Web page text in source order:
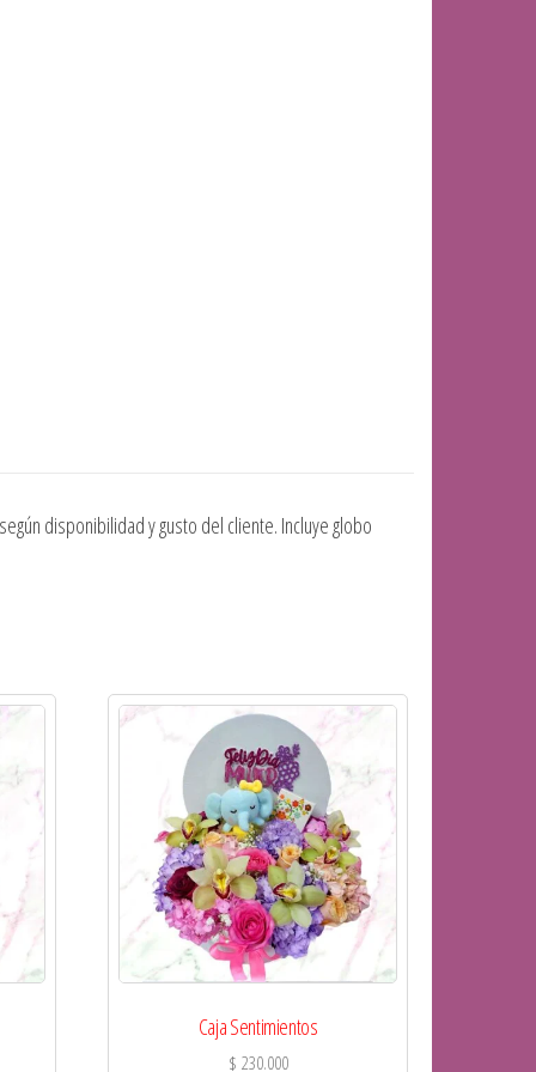
disponibilidad y gusto del cliente. Incluye globo
Caja Sentimientos
$ 230.000